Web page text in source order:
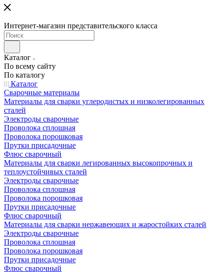
Интернет-магазин представительского класса
Каталог
По всему сайту
По каталогу
Каталог
Сварочные материалы
Материалы для сварки углеродистых и низколегированных
сталей
Электроды сварочные
Проволока сплошная
Проволока порошковая
Прутки присадочные
Флюс сварочный
Материалы для сварки легированных высокопрочных и
теплоустойчивых сталей
Электроды сварочные
Проволока сплошная
Проволока порошковая
Прутки присадочные
Флюс сварочный
Материалы для сварки нержавеющих и жаростойких сталей
Электроды сварочные
Проволока сплошная
Проволока порошковая
Прутки присадочные
Флюс сварочный